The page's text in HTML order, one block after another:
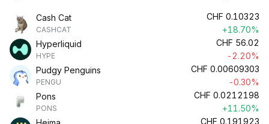
Cash Cat
CASHCAT
CHF 0.10323
+18.70%
Hyperliquid
HYPE
CHF 56.02
-2.20%
Pudgy Penguins
PENGU
CHF 0.00609303
-0.30%
Pons
PONS
CHF 0.0212198
+11.50%
CHF 0.191923